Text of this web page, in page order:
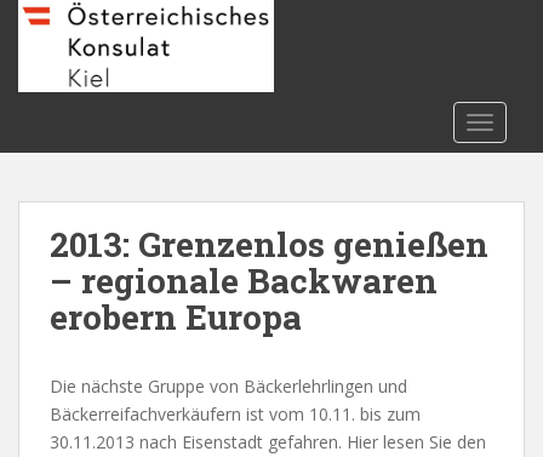
o
2013: Grenzenlos genießen
– regionale Backwaren
erobern Europa
Die nächste Gruppe von Bäckerlehrlingen und
Bäckerreifachverkäufern ist vom 10.11. bis zum
30.11.2013 nach Eisenstadt gefahren. Hier lesen Sie den